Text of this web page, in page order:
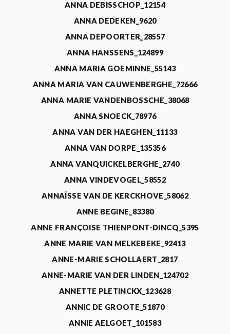
ANNA DEBISSCHOP_12154
ANNA DEDEKEN_9620
ANNA DEPOORTER_28557
ANNA HANSSENS_124899
ANNA MARIA GOEMINNE_55143
ANNA MARIA VAN CAUWENBERGHE_72666
ANNA MARIE VANDENBOSSCHE_38068
ANNA SNOECK_78976
ANNA VAN DER HAEGHEN_11133
ANNA VAN DORPE_135356
ANNA VANQUICKELBERGHE_2740
ANNA VINDEVOGEL_58552
ANNAÏSSE VAN DE KERCKHOVE_58062
ANNE BEGINE_83380
ANNE FRANÇOISE THIENPONT-DINCQ_5395
ANNE MARIE VAN MELKEBEKE_92413
ANNE-MARIE SCHOLLAERT_2817
ANNE-MARIE VAN DER LINDEN_124702
ANNETTE PLETINCKX_123628
ANNIC DE GROOTE_51870
ANNIE AELGOET_101583